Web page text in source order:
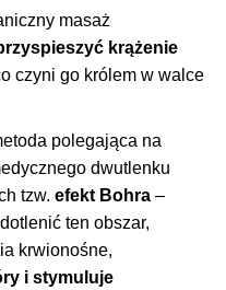
masaż
krążenie
czyni go królem w walce
polegająca na
dwutlenku
tzw. efekt Bohra –
ten obszar,
krwionośne,
i stymuluje